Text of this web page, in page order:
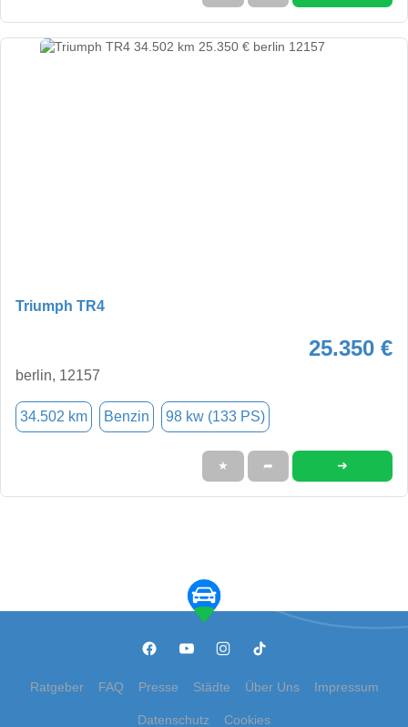
Triumph TR4
25.350 €
berlin, 12157
34.502 km Benzin 98 kw (133 PS)
★ ➦ ➜
Ratgeber FAQ Presse Städte Über Uns Impressum
Datenschutz Cookies